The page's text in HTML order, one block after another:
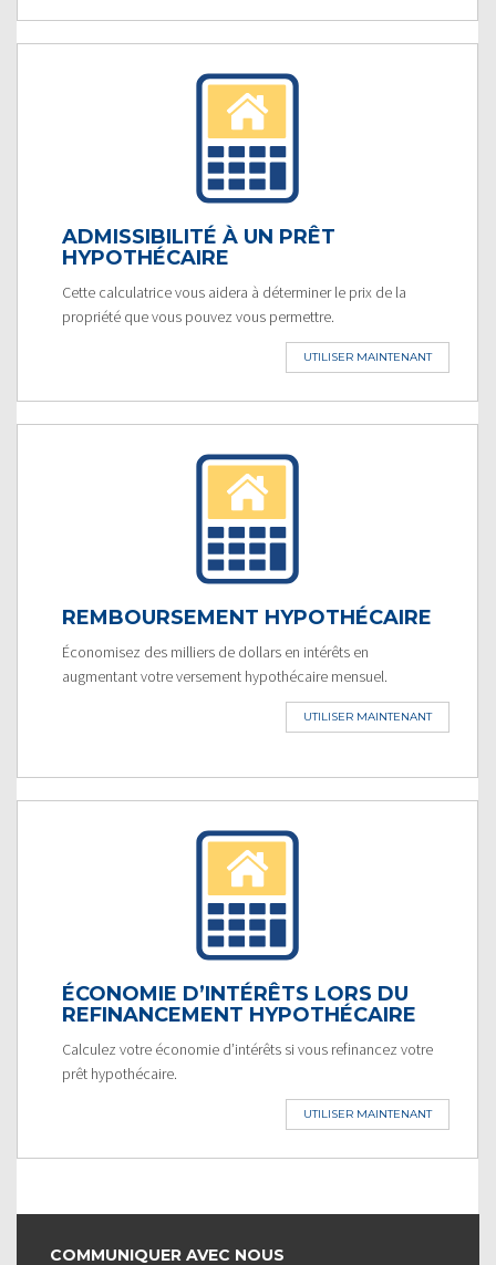
ADMISSIBILITÉ À UN PRÊT
HYPOTHÉCAIRE
Cette calculatrice vous aidera à déterminer le prix de la
propriété que vous pouvez vous permettre.
UTILISER MAINTENANT
REMBOURSEMENT HYPOTHÉCAIRE
Économisez des milliers de dollars en intérêts en
augmentant votre versement hypothécaire mensuel.
UTILISER MAINTENANT
ÉCONOMIE D’INTÉRÊTS LORS DU
REFINANCEMENT HYPOTHÉCAIRE
Calculez votre économie d’intérêts si vous refinancez votre
prêt hypothécaire.
UTILISER MAINTENANT
COMMUNIQUER AVEC NOUS